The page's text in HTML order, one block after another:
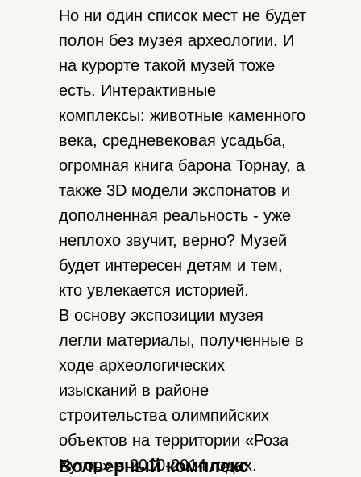
Но ни один список мест не будет
полон без музея археологии. И
на курорте такой музей тоже
есть. Интерактивные
комплексы: животные каменного
века, средневековая усадьба,
огромная книга барона Торнау, а
также 3D модели экспонатов и
дополненная реальность - уже
неплохо звучит, верно? Музей
будет интересен детям и тем,
кто увлекается историей.
В основу экспозиции музея
легли материалы, полученные в
ходе археологических
изысканий в районе
строительства олимпийских
объектов на территории «Роза
Хутор» в 2010-2014 годах.
Вольерный комплекс